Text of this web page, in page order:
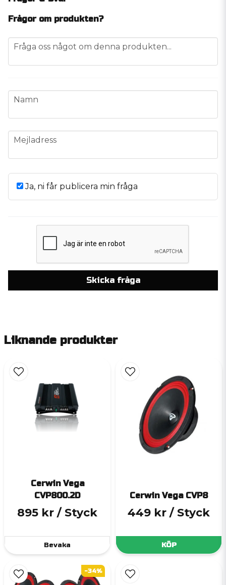
Frågor om produkten?
question
Fråga oss något om denna produkten...
name
Namn
email
Mejladress
Ja, ni får publicera min fråga
Skicka fråga
Liknande produkter
Cerwin Vega
CVP800.2D
895 kr / Styck
Bevaka
Cerwin Vega CVP8
449 kr / Styck
KÖP
-34%